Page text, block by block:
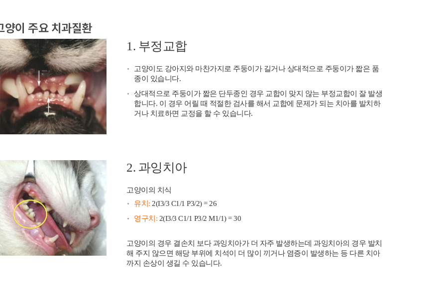
양이 주요 치과질환
1. 부정교합
고양이도 강아지와 마찬가지로 주둥이가 길거나 상대적으로 주둥이가 짧은 품
종이 있습니다.
상대적으로 주둥이가 짧은 단두종인 경우 교합이 맞지 않는 부정교합이 잘 발생
합니다. 이 경우 어릴 때 적절한 검사를 해서 교합에 문제가 되는 치아를 발치하
거나 치료하면 교정을 할 수 있습니다.
2. 과잉치아
고양이의 치식
유치: 2(I3/3 C1/1 P3/2) = 26
영구치: 2(I3/3 C1/1 P3/2 M1/1) = 30
고양이의 경우 결손치 보다 과잉치아가 더 자주 발생하는데 과잉치아의 경우 발치
해 주지 않으면 해당 부위에 치석이 더 많이 끼거나 염증이 발생하는 등 다른 치아
까지 손상이 생길 수 있습니다.